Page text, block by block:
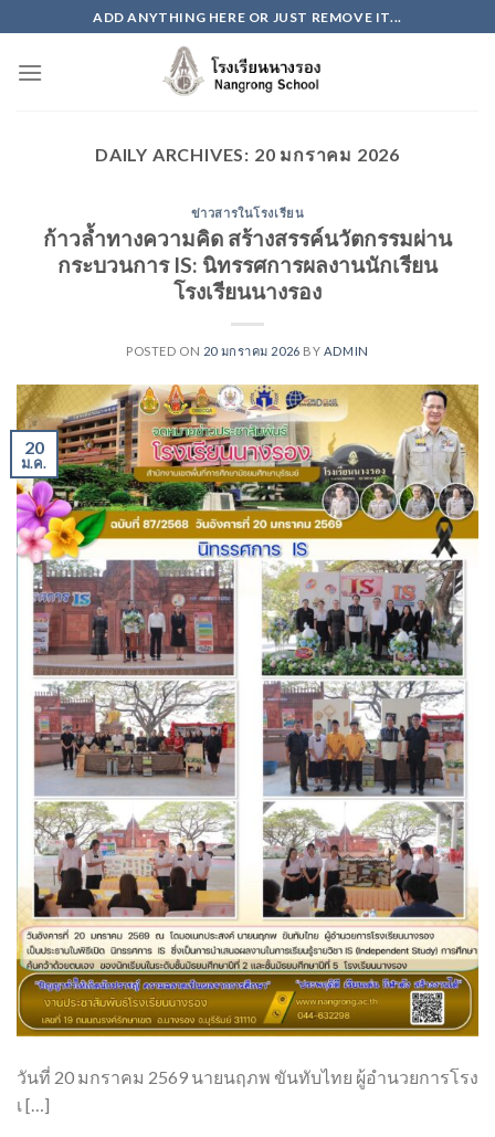
to
content
ADD ANYTHING HERE OR JUST REMOVE IT...
DAILY ARCHIVES: 20 มกราคม 2026
ข่าวสารในโรงเรียน
ก้าวล้ำทางความคิด สร้างสรรค์นวัตกรรมผ่าน
กระบวนการ IS: นิทรรศการผลงานนักเรียน
โรงเรียนนางรอง
POSTED ON 20 มกราคม 2026 BY ADMIN
20
ม.ค.
วันที่ 20 มกราคม 2569 นายนฤภพ ขันทับไทย ผู้อำนวยการโรง
เ […]